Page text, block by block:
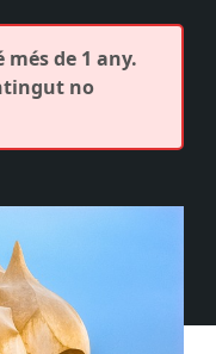
de 1 any.
no